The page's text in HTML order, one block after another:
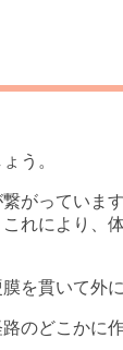
う。
がってい
れにより
を貫いて外
のどこか